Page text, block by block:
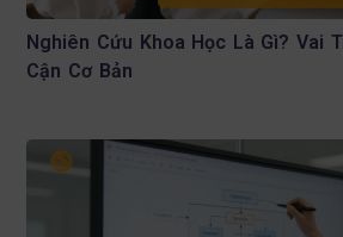
Nghiên Cứu Khoa Học Là Gì? Vai
Cận Cơ Bản